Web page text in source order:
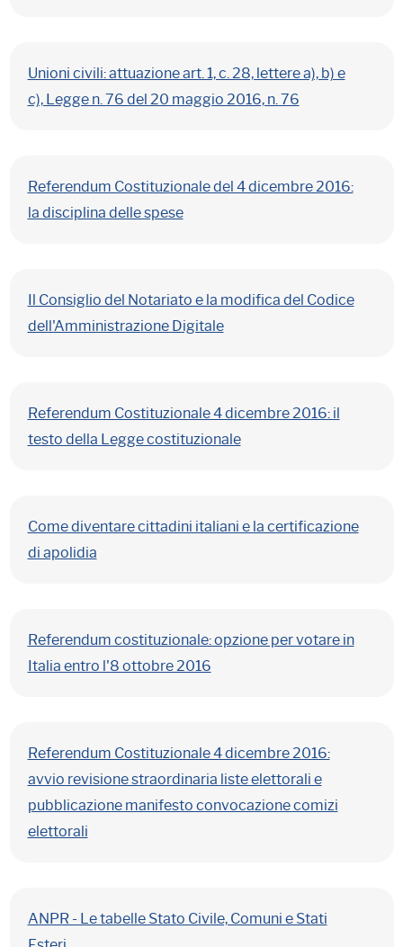
Unioni civili: attuazione art. 1, c. 28, lettere a), b) e
c), Legge n. 76 del 20 maggio 2016, n. 76
Referendum Costituzionale del 4 dicembre 2016:
la disciplina delle spese
Il Consiglio del Notariato e la modifica del Codice
dell'Amministrazione Digitale
Referendum Costituzionale 4 dicembre 2016: il
testo della Legge costituzionale
Come diventare cittadini italiani e la certificazione
di apolidia
Referendum costituzionale: opzione per votare in
Italia entro l'8 ottobre 2016
Referendum Costituzionale 4 dicembre 2016:
avvio revisione straordinaria liste elettorali e
pubblicazione manifesto convocazione comizi
elettorali
ANPR - Le tabelle Stato Civile, Comuni e Stati